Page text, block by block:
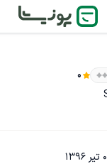
0